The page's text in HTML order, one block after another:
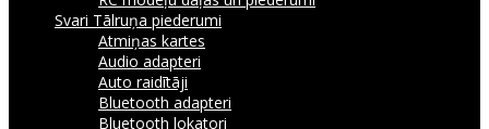
Svari Tālruņa piederumi
Atmiņas kartes
Audio adapteri
Auto raidītāji
Bluetooth adapteri
Bluetooth lokatori